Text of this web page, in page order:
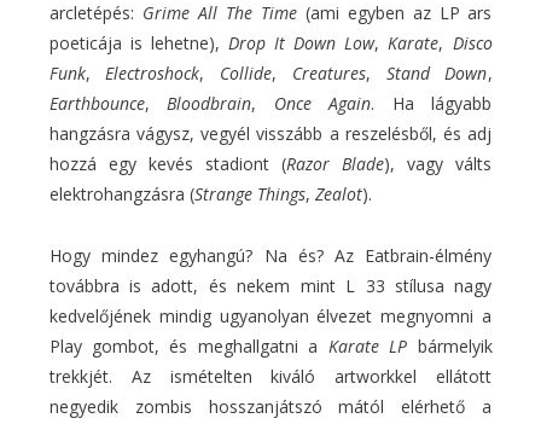
arcletépés: Grime All The Time(ami egyben az LP ars
poeticája is lehetne), Drop It Down Low,Karate, Disco
Funk,Electroshock, Collide, Creatures, Stand Down,
Earthbounce,Bloodbrain, Once Again. Ha lágyabb
hangzásra vágysz, vegyél visszább a reszelésből, és adj
hozzá egy kevés stadiont (Razor Blade), vagy válts
elektrohangzásra (Strange Things, Zealot).
Hogy mindez egyhangú? Na és? Az Eatbrain-élmény
továbbra is adott, és nekem mint L 33 stílusa nagy
kedvelőjének mindig ugyanolyan élvezet megnyomni a
Play gombot, és meghallgatni a Karate LP bármelyik
trekkjét. Az ismételten kiváló artworkkel ellátott
negyedik zombis hosszanjátszó mától elérhető a